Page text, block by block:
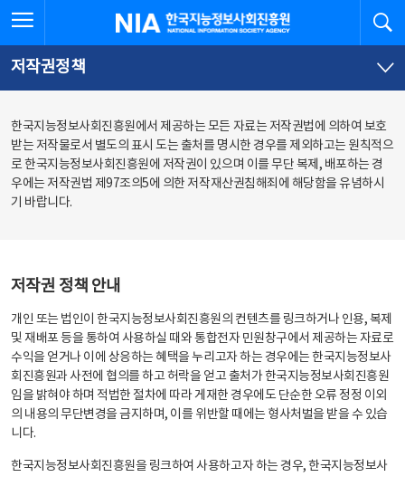
문
로
가
체
뉴
바
가
한국지능정보사회진흥원
저작권정책
한국지능정보사회진흥원에서 제공하는 모든 자료는 저작권법에 의하여 보호
받는 저작물로서 별도의 표시 도는 출처를 명시한 경우를 제외하고는 원칙적으
로 한국지능정보사회진흥원에 저작권이 있으며 이를 무단 복제, 배포하는 경
우에는 저작권법 제97조의5에 의한 저작재산권침해죄에 해당함을 유념하시
기 바랍니다.
저작권 정책 안내
개인 또는 법인이 한국지능정보사회진흥원의 컨텐츠를 링크하거나 인용, 복제
및 재배포 등을 통하여 사용하실 때와 통합전자 민원창구에서 제공하는 자료로
수익을 얻거나 이에 상응하는 혜택을 누리고자 하는 경우에는 한국지능정보사
회진흥원과 사전에 협의를 하고 허락을 얻고 출처가 한국지능정보사회진흥원
임을 밝혀야 하며 적법한 절차에 따라 게재한 경우에도 단순한 오류 정정 이외
의 내용의 무단변경을 금지하며, 이를 위반할 때에는 형사처벌을 받을 수 있습
니다.
한국지능정보사회진흥원을 링크하여 사용하고자 하는 경우, 한국지능정보사